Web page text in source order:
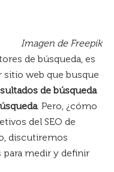
Imagen de Freepik
de búsqueda, es
sitio web que busque
de búsqueda
. Pero, ¿cómo
del SEO de
discutiremos
para medir y definir